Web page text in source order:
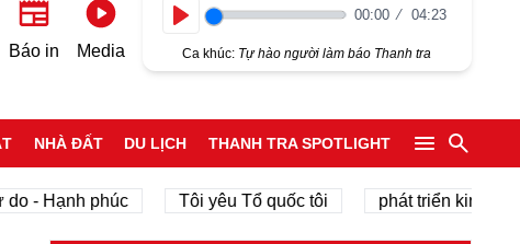
Báo in Media
00:00 04:23
Ca khúc: Tự hào người làm báo Thanh tra
NHÀ ĐẤT DU LỊCH THANH TRA SPOTLIGHT
phúc Tôi yêu Tổ quốc tôi phát triển kinh tế tư